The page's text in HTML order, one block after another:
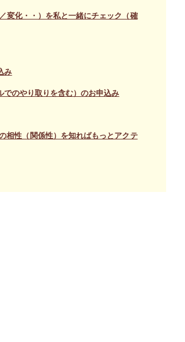
変化・・）を私と一緒にチェック（確
み
のやり取りを含む）のお申込み
相性（関係性）を知ればもっとアクテ